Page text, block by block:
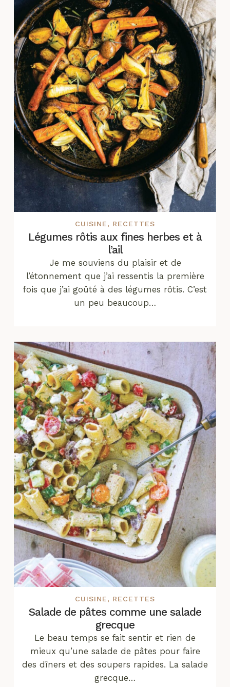
CUISINE, RECETTES
Légumes rôtis aux fines herbes et à
l’ail
Je me souviens du plaisir et de
l’étonnement que j’ai ressentis la première
fois que j’ai goûté à des légumes rôtis. C’est
un peu beaucoup…
CUISINE, RECETTES
Salade de pâtes comme une salade
grecque
Le beau temps se fait sentir et rien de
mieux qu’une salade de pâtes pour faire
des dîners et des soupers rapides. La salade
grecque…